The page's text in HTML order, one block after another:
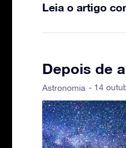
Leia o artigo
Depois de
Astronomia - 14